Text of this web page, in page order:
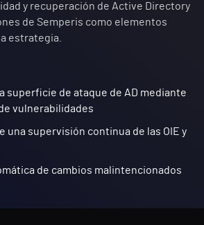
y recuperación de Active Directory
de Semperis como elementos
estrategia.
superficie de ataque de AD mediante
vulnerabilidades
una supervisión continua de las OIE y
de cambios malintencionados